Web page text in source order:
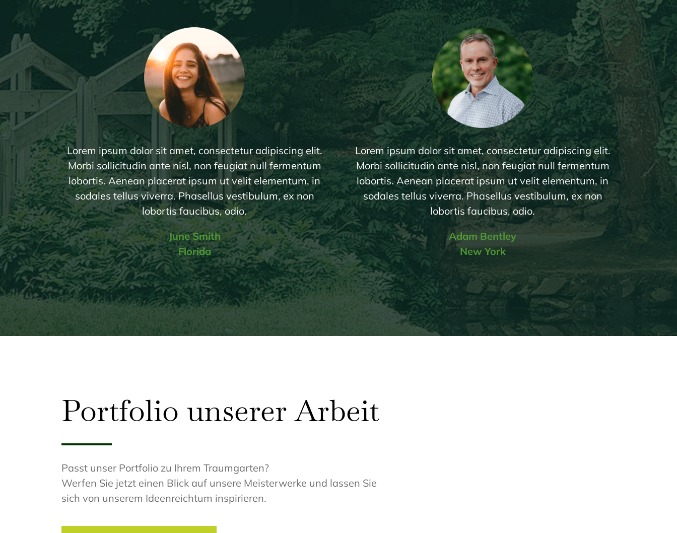
Lorem ipsum dolor sit amet, consectetur adipiscing elit.
Morbi sollicitudin ante nisl, non feugiat null fermentum
lobortis. Aenean placerat ipsum ut velit elementum, in
sodales tellus viverra. Phasellus vestibulum, ex non
lobortis faucibus, odio.
June Smith
Florida
Lorem ipsum dolor sit amet, consectetur adipiscing elit.
Morbi sollicitudin ante nisl, non feugiat null fermentum
lobortis. Aenean placerat ipsum ut velit elementum, in
sodales tellus viverra. Phasellus vestibulum, ex non
lobortis faucibus, odio.
Adam Bentley
New York
Portfolio unserer Arbeit
Passt unser Portfolio zu Ihrem Traumgarten?
Werfen Sie jetzt einen Blick auf unsere Meisterwerke und lassen Sie
sich von unserem Ideenreichtum inspirieren.